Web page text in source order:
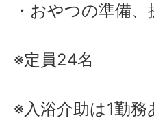
・おやつの準備
※定員24名
※入浴介助は1勤務